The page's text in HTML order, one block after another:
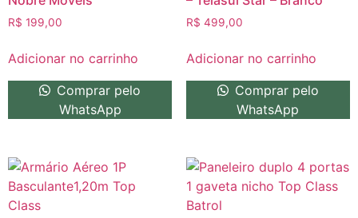
R$ 199,00
Adicionar no carrinho
Comprar pelo
WhatsApp
R$ 499,00
Adicionar no carrinho
Comprar pelo
WhatsApp